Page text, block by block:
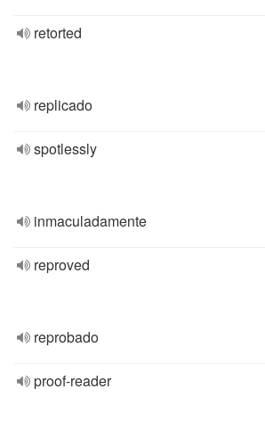
retorted
replicado
spotlessly
inmaculadamente
reproved
reprobado
proof-reader